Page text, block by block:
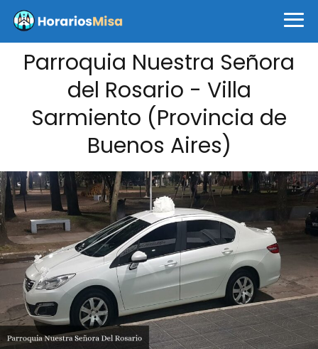
Parroquia Nuestra Señora
del Rosario - Villa
Sarmiento (Provincia de
Buenos Aires)